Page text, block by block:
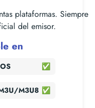
plataformas. Siempre
del emisor.
en
✅
M3U8 ✅